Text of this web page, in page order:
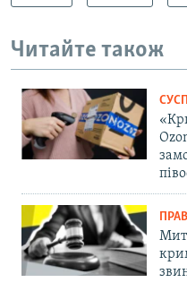
Читайте також